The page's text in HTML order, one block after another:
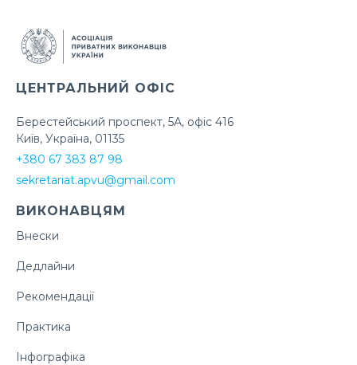
ЦЕНТРАЛЬНИЙ ОФІС
Берестейський проспект, 5А, офіс 416
Київ, Україна, 01135
+380 67 383 87 98
sekretariat.apvu@gmail.com
ВИКОНАВЦЯМ
Внески
Дедлайни
Рекомендації
Практика
Інфографіка